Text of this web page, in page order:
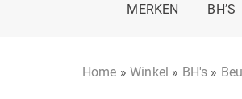
MERKEN BH’S
Home »Winkel » BH's »